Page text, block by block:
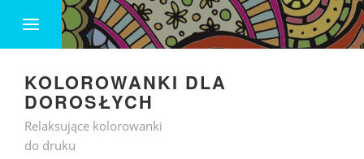
KOLOROWANKI DLA
DOROSŁYCH
Relaksujące kolorowanki
do druku